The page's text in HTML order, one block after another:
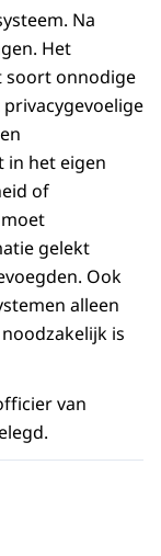
Na
Het
soort onnodige
in het eigen
of
gelekt
Ook
alleen
is
van